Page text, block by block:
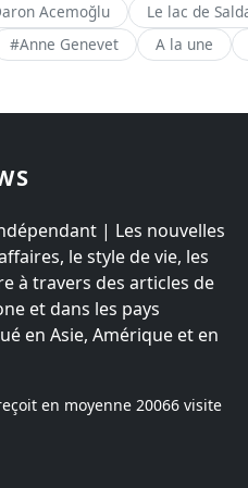
Acemoğlu Le lac de
#Anne Genevet
A la une
| Les nouvelles
le style de vie, les
à travers des articles de
et dans les pays
en Asie, Amérique et en
en moyenne 20066 visite